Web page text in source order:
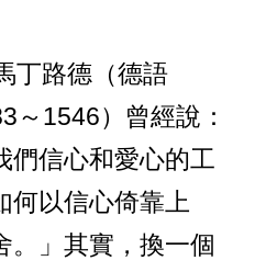
丁路德（德語
～1546）曾經說：
們信心和愛心的工
何以信心倚靠上
。」其實，換一個